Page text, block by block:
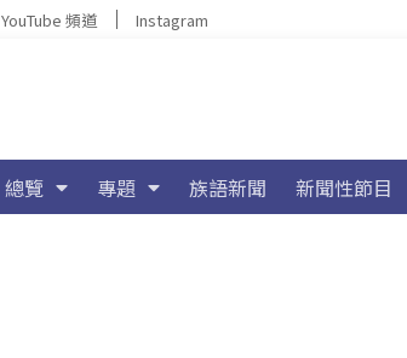
YouTube 頻道 Instagram
總覽 專題 族語新聞 新聞性節目